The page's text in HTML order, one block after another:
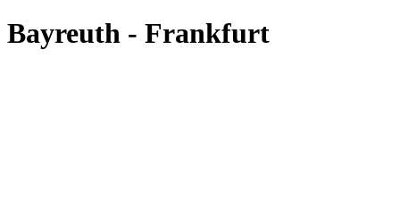
Bayreuth - Frankfurt